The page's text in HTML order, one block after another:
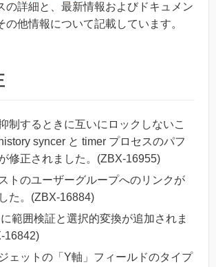
の詳細と、最新情報およびドキュメン
の他情報について記載しています。
制するときに互いにロックしないこ
syncer と timer プロセスのパフ
修正されました。(ZBX-16955)
トのユーザーグループへのリンクが
た。(ZBX-16884)
範囲検証と選択的変換が追加されま
16842)
ェットの「Y軸」フィールドのタイプ